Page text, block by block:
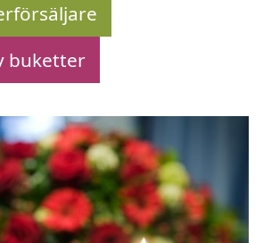
buketter